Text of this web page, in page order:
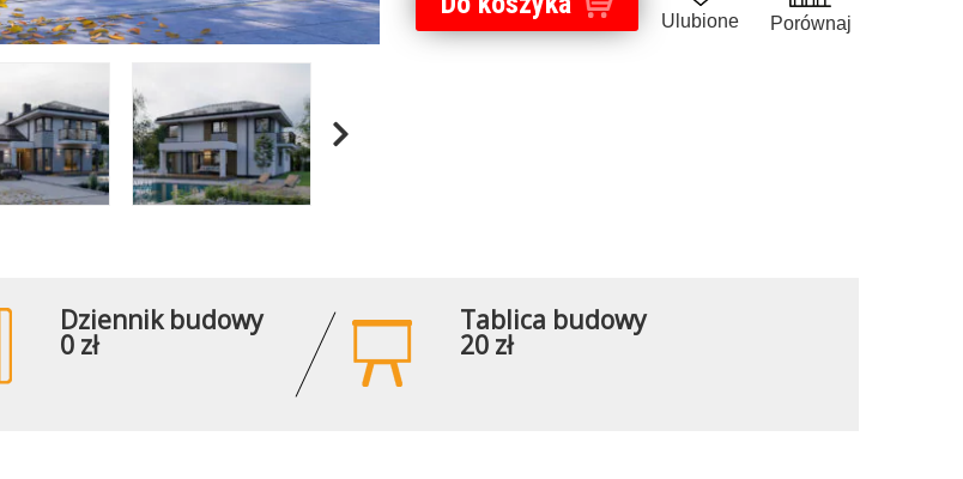
Ulubione Porównaj
Dziennik budowy
0 zł
Tablica budowy
20 zł